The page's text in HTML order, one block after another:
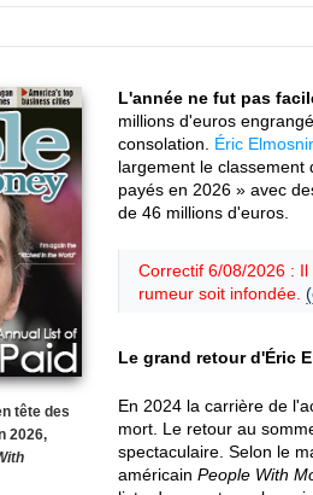
tête des
2026,
L'année ne fut pas
millions d'euros
consolation. Éric
largement le classement
payés en 2026 » avec
de 46 millions d'euros.
Correctif 6/08/2026 :
rumeur soit infondée.
Le grand retour d'Éric
En 2024 la carrière de
mort. Le retour au
spectaculaire. Selon le
américain People With